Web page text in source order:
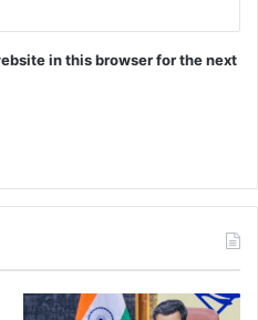
in this browser for the next